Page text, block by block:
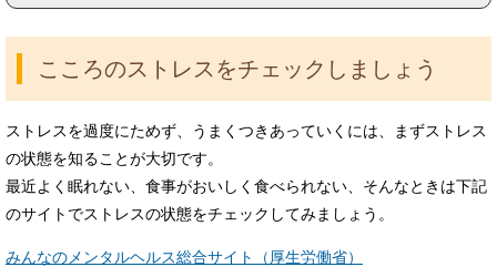
こころのストレスをチェックしましょう
ストレスを過度にためず、うまくつきあっていくには、まずストレス
の状態を知ることが大切です。
最近よく眠れない、食事がおいしく食べられない、そんなときは下記
のサイトでストレスの状態をチェックしてみましょう。
みんなのメンタルヘルス総合サイト（厚生労働省）